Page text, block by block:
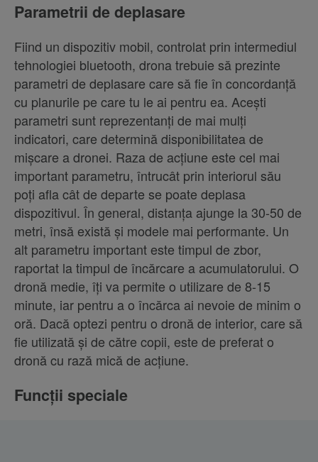
Parametrii de deplasare
Fiind un dispozitiv mobil, controlat prin intermediul
tehnologiei bluetooth, drona trebuie să prezinte
parametri de deplasare care să fie în concordanță
cu planurile pe care tu le ai pentru ea. Acești
parametri sunt reprezentanți de mai mulți
indicatori, care determină disponibilitatea de
mișcare a dronei. Raza de acțiune este cel mai
important parametru, întrucât prin interiorul său
poți afla cât de departe se poate deplasa
dispozitivul. În general, distanța ajunge la 30-50 de
metri, însă există și modele mai performante. Un
alt parametru important este timpul de zbor,
raportat la timpul de încărcare a acumulatorului. O
dronă medie, îți va permite o utilizare de 8-15
minute, iar pentru a o încărca ai nevoie de minim o
oră. Dacă optezi pentru o dronă de interior, care să
fie utilizată și de către copii, este de preferat o
dronă cu rază mică de acțiune.
Funcții speciale